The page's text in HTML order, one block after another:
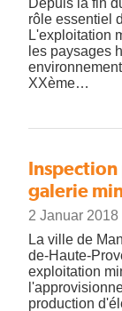
rôle essentiel
L'exploitation
les paysages
XXème…
Inspection
galerie
2 Januar 2018
La ville de
de-Haute-
exploitation
production